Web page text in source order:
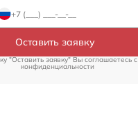
Оставить заявку
"Оставить заявку" Вы соглашаетесь c
конфиденциальности